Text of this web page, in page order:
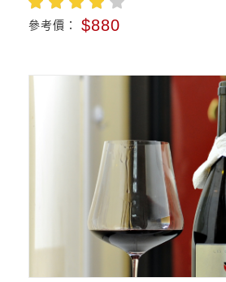
參考價： $880